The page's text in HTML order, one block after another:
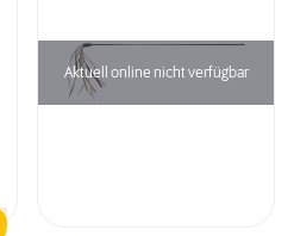
Aktuell online nicht verfügbar